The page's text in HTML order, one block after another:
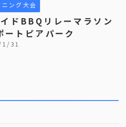
ング大会
ドBBQリレーマラソン
トピアパーク
31